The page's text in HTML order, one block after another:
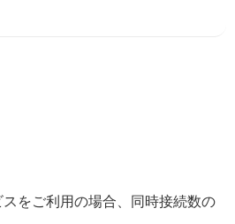
をご利用の場合、同時接続数の